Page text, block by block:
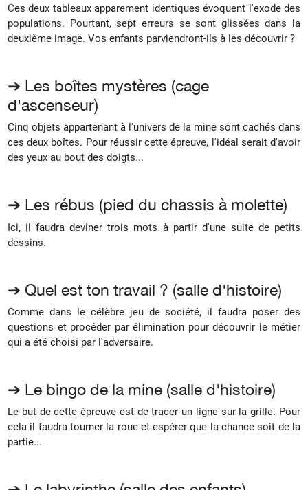
Ces deux tableaux apparement identiques évoquent l'exode des
populations. Pourtant, sept erreurs se sont glissées dans la
deuxième image. Vos enfants parviendront-ils à les découvrir ?
➔ Les boîtes mystères (cage
d'ascenseur)
Cinq objets appartenant à l'univers de la mine sont cachés dans
ces deux boîtes. Pour réussir cette épreuve, l'idéal serait d'avoir
des yeux au bout des doigts...
➔ Les rébus (pied du chassis à molette)
Ici, il faudra deviner trois mots à partir d'une suite de petits
dessins.
➔ Quel est ton travail ? (salle d'histoire)
Comme dans le célèbre jeu de société, il faudra poser des
questions et procéder par élimination pour découvrir le métier
qui a été choisi par l'adversaire.
➔ Le bingo de la mine (salle d'histoire)
Le but de cette épreuve est de tracer un ligne sur la grille. Pour
cela il faudra tourner la roue et espérer que la chance soit de la
partie...